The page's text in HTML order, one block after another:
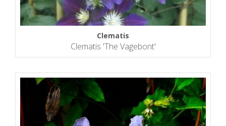
Clematis
Clematis 'The Vagebont'